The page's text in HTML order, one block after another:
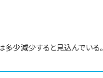
少減少すると見込んでいる。